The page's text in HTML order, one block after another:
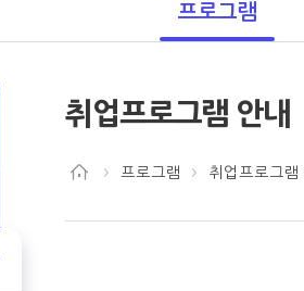
프로그램
취업프로그램 안내
프로그램 취업프로그램